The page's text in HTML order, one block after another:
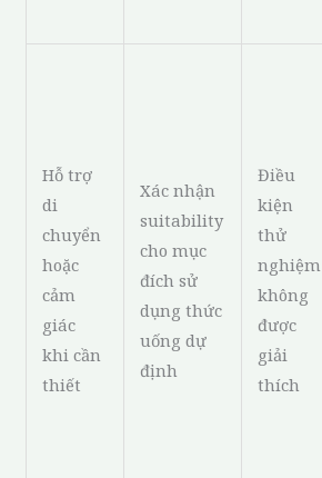
Hỗ trợ
di
chuyển
hoặc
cảm
giác
khi cần
thiết
Xác nhận
suitability
cho mục
đích sử
dụng thức
uống dự
định
Điều
kiện
thử
nghiệm
không
được
giải
thích